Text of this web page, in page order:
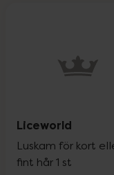
Liceworld
Luskam för kort
fint hår 1 st